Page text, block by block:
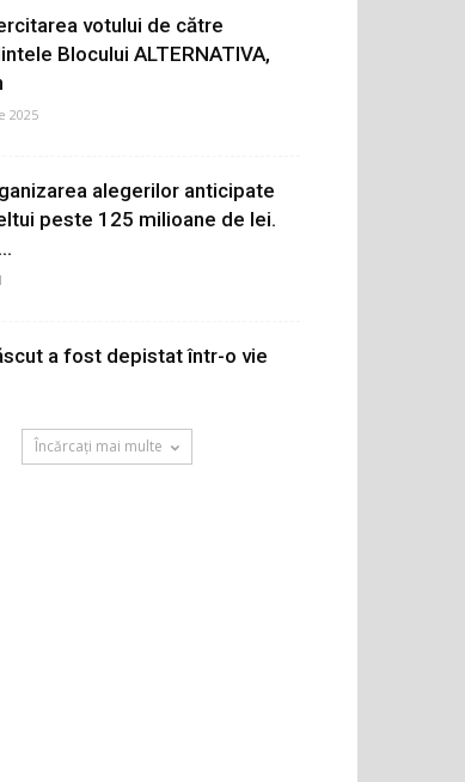
votului de către
Blocului ALTERNATIVA,
2025
alegerilor anticipate
peste 125 milioane de lei.
a fost depistat într-o vie
Încărcați mai multe